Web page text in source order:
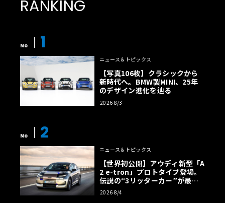
RANKING
No 1
ニュース＆トピックス
【写真106枚】クラシックから
新時代へ。BMW製MINI、25年
のデザイン進化を辿る
2026 8/3
No 2
ニュース＆トピックス
【世界初公開】アウディ新型「A
2 e-tron」プロトタイプ登場。
伝説の“3リッターカー”が最高
効率エントリーBEVとして復活
【画像38枚】
2026 8/4